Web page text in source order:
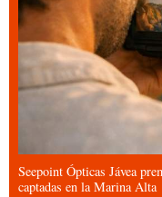
Seepoint Ópticas Jávea
captadas en la Marina Alta